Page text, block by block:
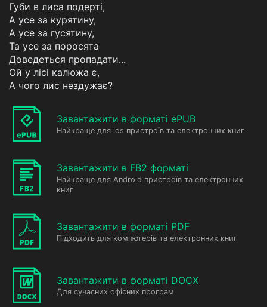
Губи в лиса подерті,
А усе за курятину,
А усе за гусятину,
Та усе за поросята
Доведеться пропадати...
Ой у лісі калюжа є,
А чого лис нездужає?
Завантажити в форматі ePUB
Найкраще для ios пристроїв та електронних книг
Завантажити в FB2 форматі
Найкраще для Android пристроїв та електронних
книг
Завантажити в форматі PDF
Підходить для компютерів та електронних книг
Завантажити в форматі DOCX
Для сучасних офісних програм